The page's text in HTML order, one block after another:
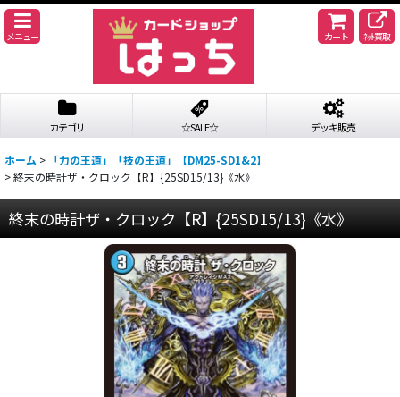
メニュー カート ﾈｯﾄ買取
カテゴリ ☆SALE☆ デッキ販売
ホーム > 「力の王道」「技の王道」【DM25-SD1&2】
>終末の時計ザ・クロック【R】{25SD15/13}《水》
終末の時計ザ・クロック【R】{25SD15/13}《水》